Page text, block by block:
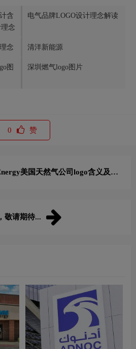
含
念
电气品牌LOGO设计理念解读
念 清洋新能源
图
深圳燃气logo图片
0 赞
美国天然气公司logo含义及能
敬请期待...